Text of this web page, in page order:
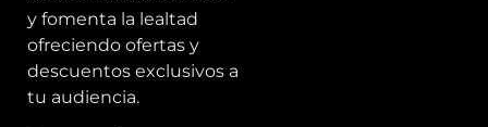
y fomenta la lealtad
ofreciendo ofertas y
descuentos exclusivos a
tu audiencia.